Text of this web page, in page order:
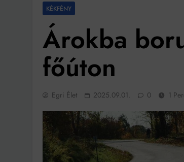
KÉKFÉNY
Árokba
főúton
Egri Élet 2025.09.01. 0 1